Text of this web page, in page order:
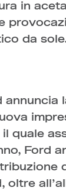
in
da
quale
Ford
oltre